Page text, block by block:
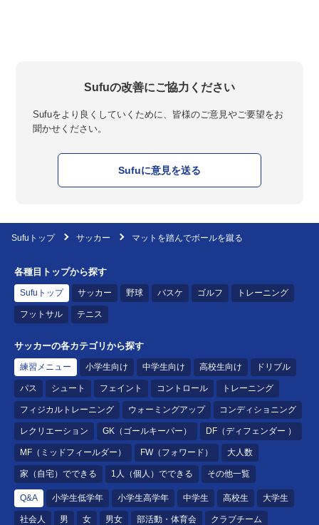
Sufuの改善にご協力ください
Sufuをより良くしていくために、皆様のご意見やご要望をお
聞かせください。
Sufuに意見を送る
Sufuトップ サッカー マットを踏んでボールを蹴る
各種目トップから探す
Sufuトップ サッカー 野球 バスケ ゴルフ トレーニング
フットサル テニス
サッカーの各カテゴリから探す
練習メニュー 小学生向け 中学生向け 高校生向け ドリブル
パス シュート フェイント コントロール トレーニング
フィジカルトレーニング ウォーミングアップ コンディショニング
レクリエーション GK（ゴールキーパー） DF（ディフェンダー ）
MF（ミッドフィールダー） FW（フォワード） 大人数
家（自宅）でできる 1人（個人）でできる その他一覧
Q&A 小学生低学年 小学生高学年 中学生 高校生 大学生
社会人 男 女 男女 部活動・体育会 クラブチーム